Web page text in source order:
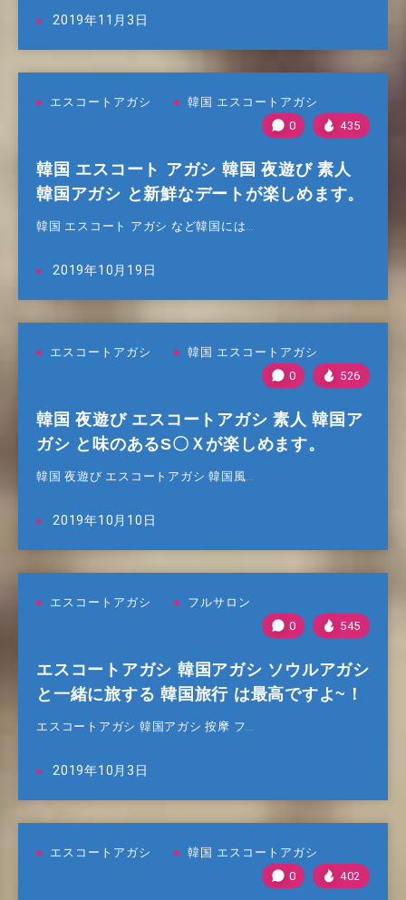
2019年11月3日
エスコートアガシ
韓国 エスコートアガシ
0
435
韓国 エスコート アガシ 韓国 夜遊び 素人
韓国アガシ と新鮮なデートが楽しめます。
韓国 エスコート アガシ など韓国には…
2019年10月19日
エスコートアガシ
韓国 エスコートアガシ
0
526
韓国 夜遊び エスコートアガシ 素人 韓国ア
ガシ と味のあるS〇Ｘが楽しめます。
韓国 夜遊び エスコートアガシ 韓国風…
2019年10月10日
エスコートアガシ
フルサロン
0
545
エスコートアガシ 韓国アガシ ソウルアガシ
と一緒に旅する 韓国旅行 は最高ですよ~！
エスコートアガシ 韓国アガシ 按摩 フ…
2019年10月3日
エスコートアガシ
韓国 エスコートアガシ
0
402